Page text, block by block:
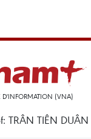
(VNA)
TRÂN TIÊN DUÂN